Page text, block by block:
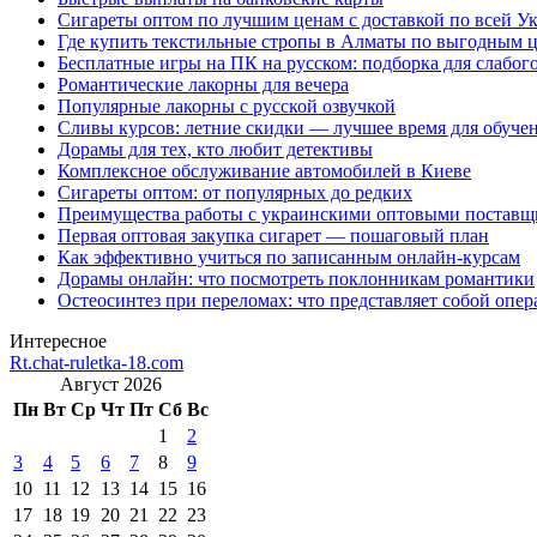
Сигареты оптом по лучшим ценам с доставкой по всей
Где купить текстильные стропы в Алматы по выгодным
Бесплатные игры на ПК на русском: подборка для
Романтические лакорны для вечера
Популярные лакорны с русской озвучкой
Сливы курсов: летние скидки — лучшее время для
Дорамы для тех, кто любит детективы
Комплексное обслуживание автомобилей в Киеве
Сигареты оптом: от популярных до редких
Преимущества работы с украинскими оптовыми
Первая оптовая закупка сигарет — пошаговый план
Как эффективно учиться по записанным онлайн-курсам
Дорамы онлайн: что посмотреть поклонникам романтики
Остеосинтез при переломах: что представляет собой
Интересное
Rt.chat-ruletka-18.com
Август 2026
Пн Вт Ср Чт Пт Сб Вс
1
2
3
4 5 6 7 8
9
10 11 12 13 14 15 16
17 18 19 20 21 22 23